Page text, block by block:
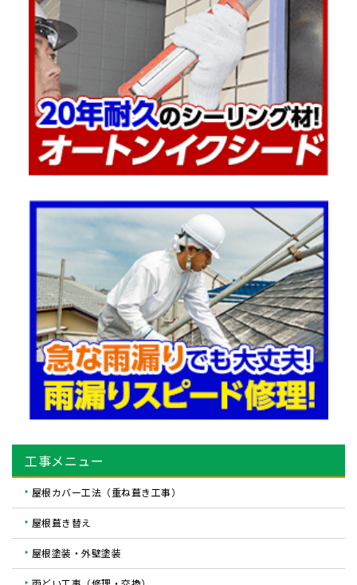
工事メニュー
屋根カバー工法（重ね葺き工事）
屋根葺き替え
屋根塗装・外壁塗装